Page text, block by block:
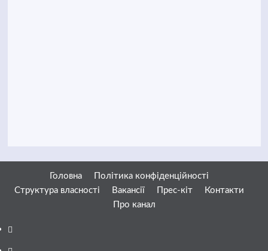
Головна
Політика конфіденційності
Структура власності
Вакансії Прес-кіт
Контакти
Про канал
Facebook